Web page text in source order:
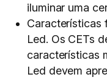
iluminar uma
Características
Led. Os CETs
características
Led devem